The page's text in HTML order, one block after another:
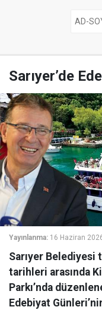
Sarıyer’de
Yayınlanma: 16 Haziran
Sarıyer Belediyesi
tarihleri arasında
Parkı’nda
Edebiyat